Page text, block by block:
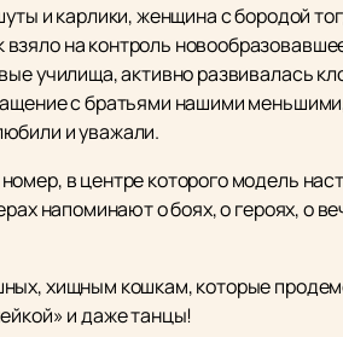
и карлики, женщина с бородой
на контроль
училища, активно развивалась
с братьями нашими
и уважали.
в центре которого модель
напоминают о боях, о героях, о
хищным кошкам, которые
и даже танцы!